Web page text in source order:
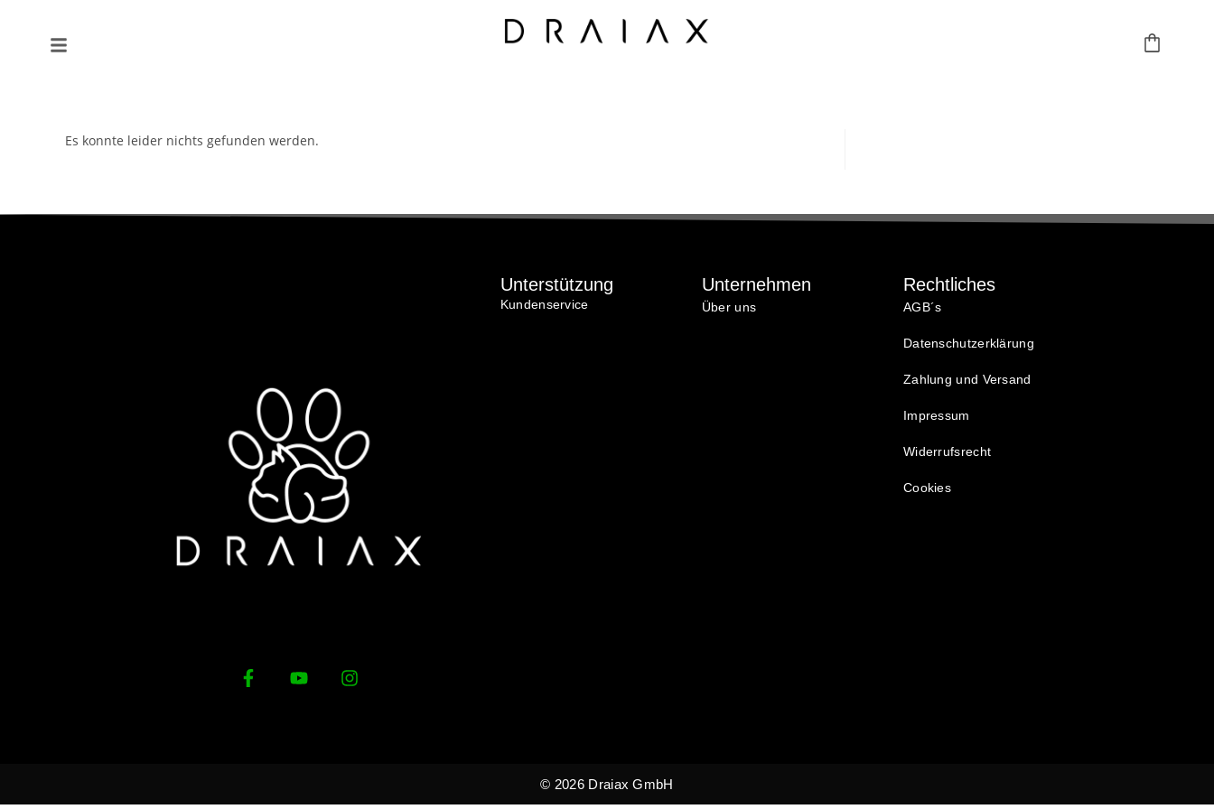
Es konnte leider nichts gefunden werden.
Unterstützung
Kundenservice
Unternehmen
Über uns
Rechtliches
AGB´s
Datenschutzerklärung
Zahlung und Versand
Impressum
Widerrufsrecht
Cookies
© 2026 Draiax GmbH